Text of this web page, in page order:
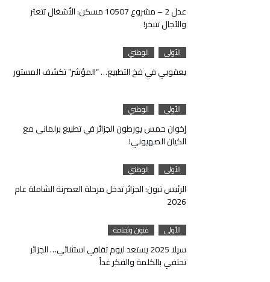
عدل 2 – مشروع 10507 مسكن: الأشغال تتعثر
والآجال تتبخر!
الأولى الوطني
يعقوبي في فخ التطبيع… “المؤشر” تكشف المستور
الأولى الوطني
إخوان حمس يورطون الجزائر في تطبيع برلماني مع
الكيان الصهيوني!
الأولى الوطني
الرئيس تبون: الجزائر تدخل مرحلة العصرنة الشاملة عام
2026
الأولى فنون وثقافة
سيلا 2025 يستعد ليوم ثقافي استثنائي… الجزائر
تحتفي بالكلمة والفكر غداً